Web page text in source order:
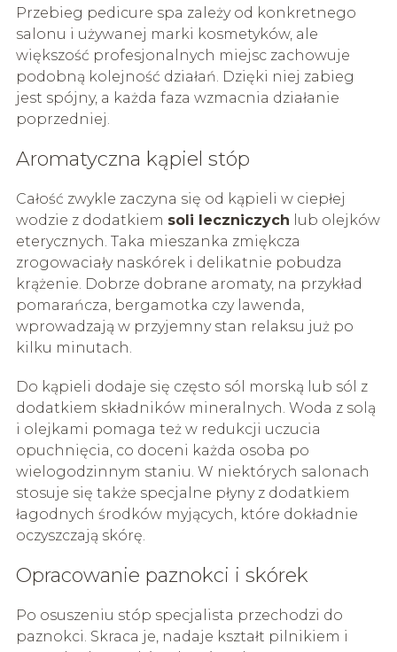
Przebieg pedicure spa zależy od konkretnego
salonu i używanej marki kosmetyków, ale
większość profesjonalnych miejsc zachowuje
podobną kolejność działań. Dzięki niej zabieg
jest spójny, a każda faza wzmacnia działanie
poprzedniej.
Aromatyczna kąpiel stóp
Całość zwykle zaczyna się od kąpieli w ciepłej
wodzie z dodatkiem soli leczniczych lub olejków
eterycznych. Taka mieszanka zmiękcza
zrogowaciały naskórek i delikatnie pobudza
krążenie. Dobrze dobrane aromaty, na przykład
pomarańcza, bergamotka czy lawenda,
wprowadzają w przyjemny stan relaksu już po
kilku minutach.
Do kąpieli dodaje się często sól morską lub sól z
dodatkiem składników mineralnych. Woda z solą
i olejkami pomaga też w redukcji uczucia
opuchnięcia, co doceni każda osoba po
wielogodzinnym staniu. W niektórych salonach
stosuje się także specjalne płyny z dodatkiem
łagodnych środków myjących, które dokładnie
oczyszczają skórę.
Opracowanie paznokci i skórek
Po osuszeniu stóp specjalista przechodzi do
paznokci. Skraca je, nadaje kształt pilnikiem i